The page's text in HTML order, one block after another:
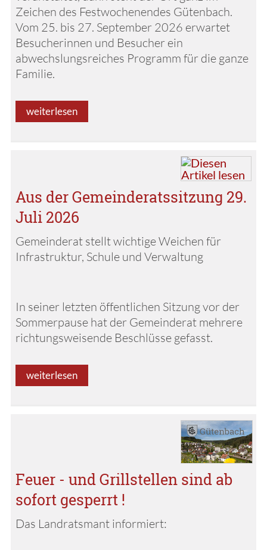
Zeichen des Festwochenendes Gütenbach.
Vom 25. bis 27. September 2026 erwartet
Besucherinnen und Besucher ein
abwechslungsreiches Programm für die ganze
Familie.
weiterlesen
Aus der Gemeinderatssitzung 29.
Juli 2026
Gemeinderat stellt wichtige Weichen für
Infrastruktur, Schule und Verwaltung
In seiner letzten öffentlichen Sitzung vor der
Sommerpause hat der Gemeinderat mehrere
richtungsweisende Beschlüsse gefasst.
weiterlesen
Feuer - und Grillstellen sind ab
sofort gesperrt !
Das Landratsmant informiert: